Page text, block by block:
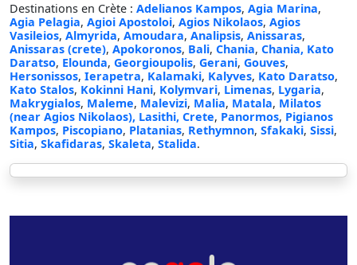
Destinations en Crète : Adelianos Kampos, Agia Marina,
Agia Pelagia, Agioi Apostoloi, Agios Nikolaos, Agios
Vasileios, Almyrida, Amoudara, Analipsis, Anissaras,
Anissaras (crete), Apokoronos, Bali, Chania, Chania, Kato
Daratso, Elounda, Georgioupolis, Gerani, Gouves,
Hersonissos, Ierapetra, Kalamaki, Kalyves, Kato Daratso,
Kato Stalos, Kokinni Hani, Kolymvari, Limenas, Lygaria,
Makrygialos, Maleme, Malevizi, Malia, Matala, Milatos
(near Agios Nikolaos), Lasithi, Crete, Panormos, Pigianos
Kampos, Piscopiano, Platanias, Rethymnon, Sfakaki, Sissi,
Sitia, Skafidaras, Skaleta, Stalida.